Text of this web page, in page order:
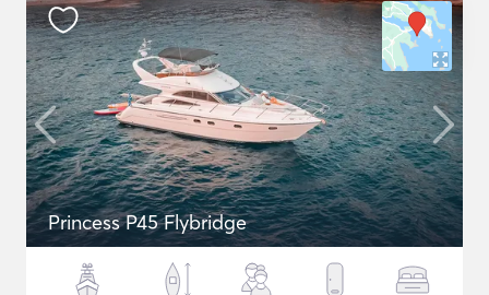
Princess P45 Flybridge